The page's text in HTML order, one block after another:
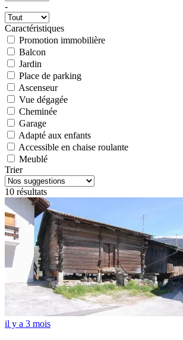
-
Caractéristiques
Promotion immobilière
Balcon
Jardin
Place de parking
Ascenseur
Vue dégagée
Cheminée
Garage
Adapté aux enfants
Accessible en chaise roulante
Meublé
Trier
10 résultats
il y a 3 mois